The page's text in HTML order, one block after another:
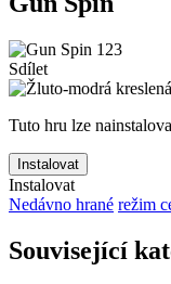
Sdílet
Tuto hru lze
Instalovat
Instalovat
Nedávno hrané režim
Související